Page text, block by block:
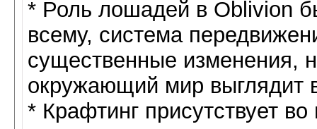
* Роль лошадей в Oblivion
всему, система
существенные изменения,
окружающий мир выглядит
* Крафтинг присутствует